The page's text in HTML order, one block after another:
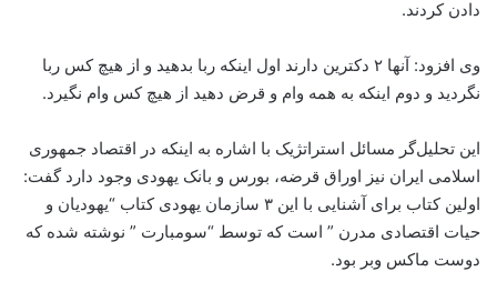
دادن کردند.
وی افزود: آنها ۲ دکترین دارند اول اینکه ربا بدهید و از هیچ کس ربا
نگردید و دوم اینکه به همه وام و قرض دهید از هیچ کس وام نگیرد.
این تحلیل‌گر مسائل استراتژیک با اشاره به اینکه در اقتصاد جمهوری
اسلامی ایران نیز اوراق قرضه، بورس و بانک یهودی وجود دارد گفت:
اولین کتاب برای آشنایی با این ۳ سازمان یهودی کتاب “یهودیان و
حیات اقتصادی مدرن ” است که توسط “سومبارت ” نوشته شده که
دوست ماکس وبر بود.